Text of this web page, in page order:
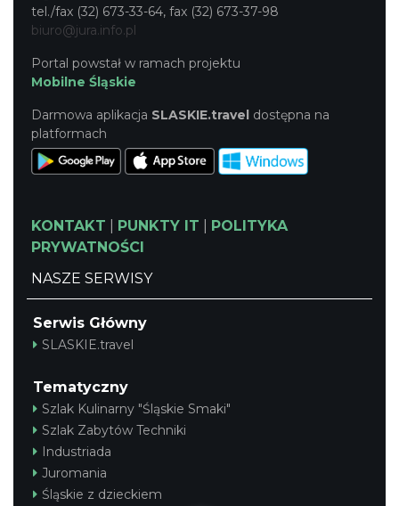
tel./fax (32) 673-33-64, fax (32) 673-37-98
biuro@jura.info.pl
Portal powstał w ramach projektu
Mobilne Śląskie
Darmowa aplikacja SLASKIE.travel dostępna na
platformach
KONTAKT PUNKTY IT
POLITYKA
PRYWATNOŚCI
NASZE SERWISY
Serwis Główny
SLASKIE.travel
Tematyczny
Szlak Kulinarny "Śląskie Smaki"
Szlak Zabytów Techniki
Industriada
Juromania
Śląskie z dzieckiem